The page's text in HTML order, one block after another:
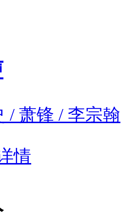
/ 萧锋 / 李宗翰
情